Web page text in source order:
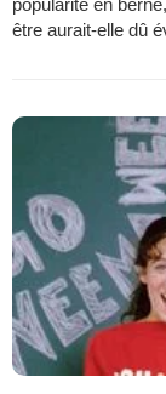
popularité en
être aurait-elle dû